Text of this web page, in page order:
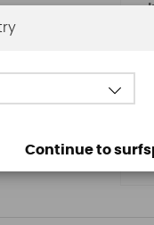
Continue to